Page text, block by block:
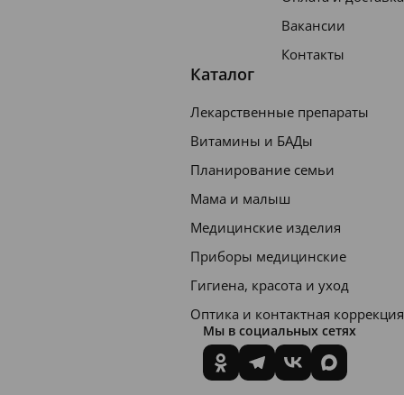
Вакансии
Контакты
Каталог
Лекарственные препараты
Витамины и БАДы
Планирование семьи
Мама и малыш
Медицинские изделия
Приборы медицинские
Гигиена, красота и уход
Оптика и контактная коррекция
Мы в социальных сетях